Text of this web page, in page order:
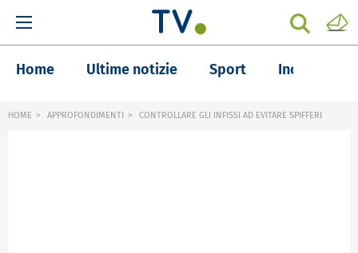
Home Ultime notizie Sport Inchieste
HOME APPROFONDIMENTI CONTROLLARE GLI INFISSI AD EVITARE SPIFFERI